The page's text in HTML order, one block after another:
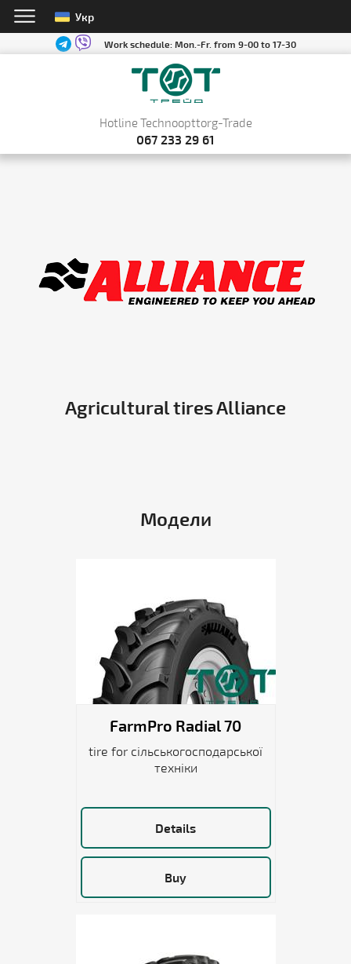
Укр
Work schedule:Mon.-Fr. from 9-00 to 17-30
Hotline Technoopttorg-Trade
067 233 29 61
Agricultural tires Alliance
Модели
FarmPro Radial 70
tire for сільськогосподарської
техніки
Details
Buy